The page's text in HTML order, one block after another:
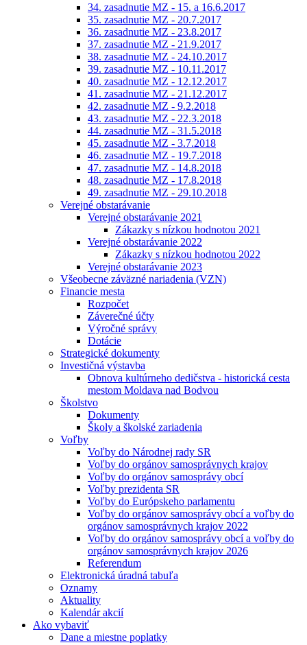
34. zasadnutie MZ - 15. a 16.6.2017
35. zasadnutie MZ - 20.7.2017
36. zasadnutie MZ - 23.8.2017
37. zasadnutie MZ - 21.9.2017
38. zasadnutie MZ - 24.10.2017
39. zasadnutie MZ - 10.11.2017
40. zasadnutie MZ - 12.12.2017
41. zasadnutie MZ - 21.12.2017
42. zasadnutie MZ - 9.2.2018
43. zasadnutie MZ - 22.3.2018
44. zasadnutie MZ - 31.5.2018
45. zasadnutie MZ - 3.7.2018
46. zasadnutie MZ - 19.7.2018
47. zasadnutie MZ - 14.8.2018
48. zasadnutie MZ - 17.8.2018
49. zasadnutie MZ - 29.10.2018
Verejné obstarávanie
Verejné obstarávanie 2021
Zákazky s nízkou hodnotou 2021
Verejné obstarávanie 2022
Zákazky s nízkou hodnotou 2022
Verejné obstarávanie 2023
Všeobecne záväzné nariadenia (VZN)
Financie mesta
Rozpočet
Záverečné účty
Výročné správy
Dotácie
Strategické dokumenty
Investičná výstavba
Obnova kultúrneho dedičstva - historická cesta
mestom Moldava nad Bodvou
Školstvo
Dokumenty
Školy a školské zariadenia
Voľby
Voľby do Národnej rady SR
Voľby do orgánov samosprávnych krajov
Voľby do orgánov samosprávy obcí
Voľby prezidenta SR
Voľby do Európskeho parlamentu
Voľby do orgánov samosprávy obcí a voľby do
orgánov samosprávnych krajov 2022
Voľby do orgánov samosprávy obcí a voľby do
orgánov samosprávnych krajov 2026
Referendum
Elektronická úradná tabuľa
Oznamy
Aktuality
Kalendár akcií
Ako vybaviť
Dane a miestne poplatky